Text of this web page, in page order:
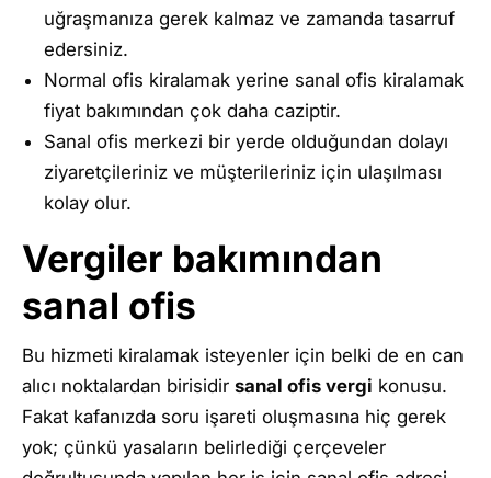
uğraşmanıza gerek kalmaz ve zamanda tasarruf
edersiniz.
Normal ofis kiralamak yerine sanal ofis kiralamak
fiyat bakımından çok daha caziptir.
Sanal ofis merkezi bir yerde olduğundan dolayı
ziyaretçileriniz ve müşterileriniz için ulaşılması
kolay olur.
Vergiler bakımından
sanal ofis
Bu hizmeti kiralamak isteyenler için belki de en can
alıcı noktalardan birisidir sanal ofis vergi konusu.
Fakat kafanızda soru işareti oluşmasına hiç gerek
yok; çünkü yasaların belirlediği çerçeveler